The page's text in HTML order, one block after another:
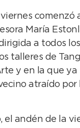
comenzó
María
a todos
talleres de
y en la que ya
atraído por
el andén de la